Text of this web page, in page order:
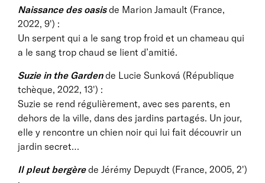
Naissance des oasisde Marion Jamault (France,
2022, 9') :
Un serpent qui a le sang trop froid et un chameau qui
a le sang trop chaud se lient d’amitié.
Suzie in the Gardende Lucie Sunková (République
tchèque, 2022, 13') :
Suzie se rend régulièrement, avec ses parents, en
dehors de la ville, dans des jardins partagés. Un jour,
elle y rencontre un chien noir qui lui fait découvrir un
jardin secret…
Il pleut bergèrede Jérémy Depuydt (France, 2005, 2')